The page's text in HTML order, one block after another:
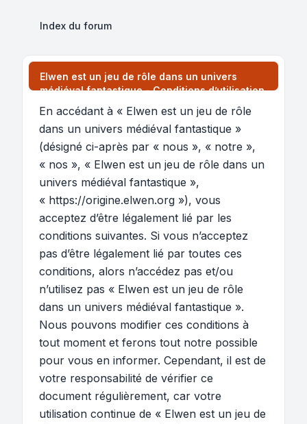
Index du forum
Elwen est un jeu de rôle dans un univers
médiéval fantastique - Conditions d’utilisation
En accédant à « Elwen est un jeu de rôle
dans un univers médiéval fantastique »
(désigné ci-après par « nous », « notre »,
« nos », « Elwen est un jeu de rôle dans un
univers médiéval fantastique »,
« https://origine.elwen.org »), vous
acceptez d’être légalement lié par les
conditions suivantes. Si vous n’acceptez
pas d’être légalement lié par toutes ces
conditions, alors n’accédez pas et/ou
n’utilisez pas « Elwen est un jeu de rôle
dans un univers médiéval fantastique ».
Nous pouvons modifier ces conditions à
tout moment et ferons tout notre possible
pour vous en informer. Cependant, il est de
votre responsabilité de vérifier ce
document régulièrement, car votre
utilisation continue de « Elwen est un jeu de